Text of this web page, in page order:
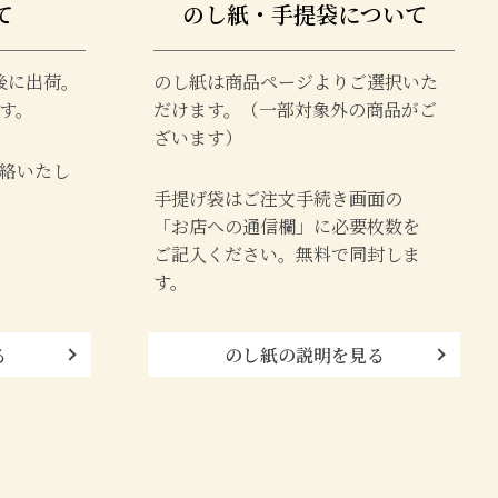
出荷。
いたし
のし紙・手提袋について
のし紙は商品ページよりご選択いた
だけます。（一部対象外の商品がご
ざいます）
手提げ袋はご注文手続き画面の
「お店への通信欄」に必要枚数を
ご記入ください。無料で同封しま
す。
のし紙の説明を見る